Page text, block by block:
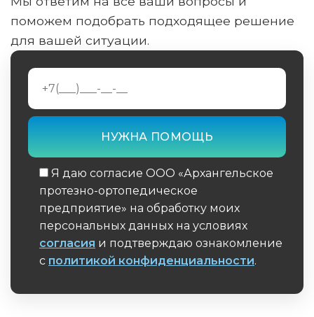
поможем подобрать подходящее решение
для вашей ситуации.
Я даю согласие ООО «Архангельское
протезно-ортопедическое
предприятие» на обработку моих
персональных данных на условиях
согласия и подтверждаю ознакомление
с политикой конфиденциальности.